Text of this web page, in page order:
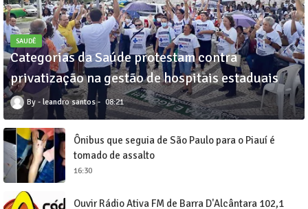
SAUDÊ
Categorias da Saúde protestam contra
privatização na gestão de hospitais estaduais
leandro santos 08:21
Ônibus que seguia de São Paulo para o Piauí é
tomado de assalto
16:30
Ouvir Rádio Ativa FM de Barra D'Alcântara 102,1